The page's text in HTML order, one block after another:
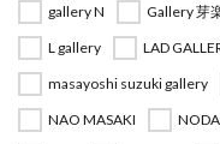
gallery N
Gallery 芽
L gallery
LAD
masayoshi suzuki gallery
NAO MASAKI